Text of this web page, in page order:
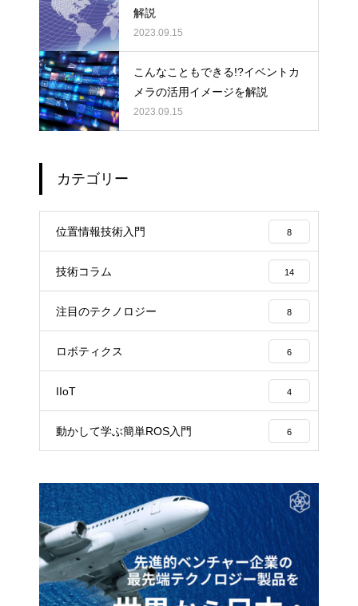
解説
2023.09.15
こんなこともできる!?イベントカ
メラの活用イメージを解説
2023.09.15
カテゴリー
位置情報技術入門 8
技術コラム 14
注目のテクノロジー 8
ロボティクス 6
IIoT 4
動かして学ぶ簡単ROS入門 6